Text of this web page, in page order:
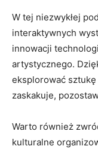
W‍ tej ​niezwykłej
interaktywnych
innowacji
artystycznego.
‌eksplorować
zaskakuje,
Warto również​
kulturalne